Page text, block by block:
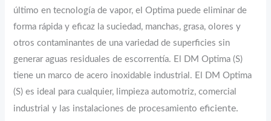
último en tecnología de vapor, el Optima puede eliminar de
forma rápida y eficaz la suciedad, manchas, grasa, olores y
otros contaminantes de una variedad de superficies sin
generar aguas residuales de escorrentía. El DM Optima (S)
tiene un marco de acero inoxidable industrial. El DM Optima
(S) es ideal para cualquier, limpieza automotriz, comercial
industrial y las instalaciones de procesamientoeficiente.